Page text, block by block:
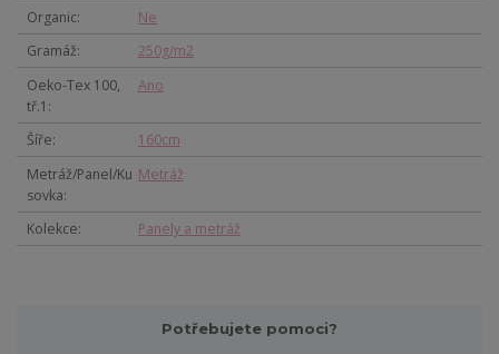
Organic
Ne
Gramáž
250g/m2
Oeko-Tex 100,
tř.1
Ano
Šíře
160cm
Metráž/Panel/Ku
sovka
Metráž
Kolekce Panely a metráž
Potřebujete pomoci?